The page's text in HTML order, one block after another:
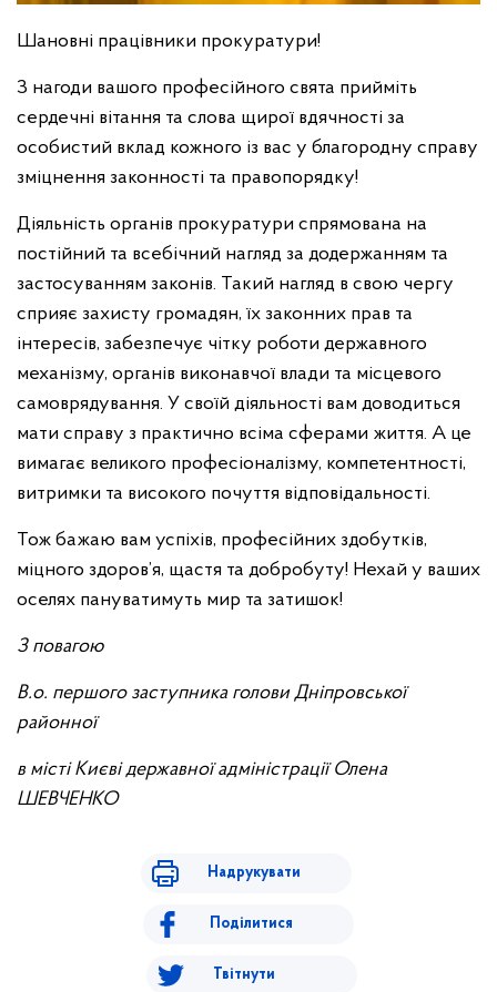
Шановні працівники прокуратури!
З нагоди вашого професійного свята прийміть
сердечні вітання та слова щирої вдячності за
особистий вклад кожного із вас у благородну справу
зміцнення законності та правопорядку!
Діяльність органів прокуратури спрямована на
постійний та всебічний нагляд за додержанням та
застосуванням законів. Такий нагляд в свою чергу
сприяє захисту громадян, їх законних прав та
інтересів, забезпечує чітку роботи державного
механізму, органів виконавчої влади та місцевого
самоврядування. У своїй діяльності вам доводиться
мати справу з практично всіма сферами життя. А це
вимагає великого професіоналізму, компетентності,
витримки та високого почуття відповідальності.
Тож бажаю вам успіхів, професійних здобутків,
міцного здоров’я, щастя та добробуту! Нехай у ваших
оселях пануватимуть мир та затишок!
З повагою
В.о. першого заступника голови Дніпровської
районної
в місті Києві державної адміністрації Олена
ШЕВЧЕНКО
Надрукувати
Поділитися
Твітнути